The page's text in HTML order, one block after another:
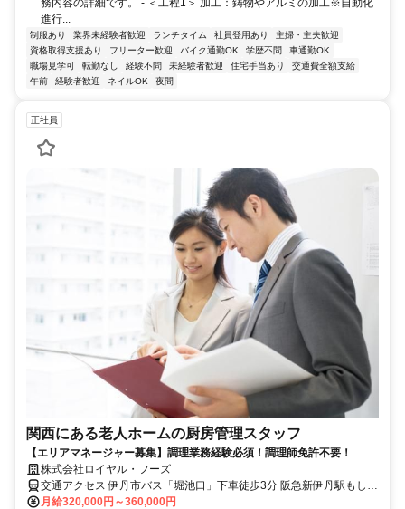
務内容の詳細です。 - ＜工程1＞ 加工：鋳物やアルミの加工※自動化
進行...
制服あり 業界未経験者歓迎 ランチタイム 社員登用あり
主婦・主夫歓迎
資格取得支援あり
フリーター歓迎 バイク通勤OK 学歴不問
車通勤OK
職場見学可
転勤なし 経験不問 未経験者歓迎 住宅手当あり
交通費全額支給
午前
経験者歓迎 ネイルOK 夜間
正社員
関西にある老人ホームの厨房管理スタッフ
【エリアマネージャー募集】調理業務経験必須！調理師免許不要！
株式会社ロイヤル・フーズ
交通アクセス 伊丹市バス「堀池口」下車徒歩3分 阪急新伊丹駅もしく
は阪急伊丹駅から徒歩20分
月給320,000円～360,000円